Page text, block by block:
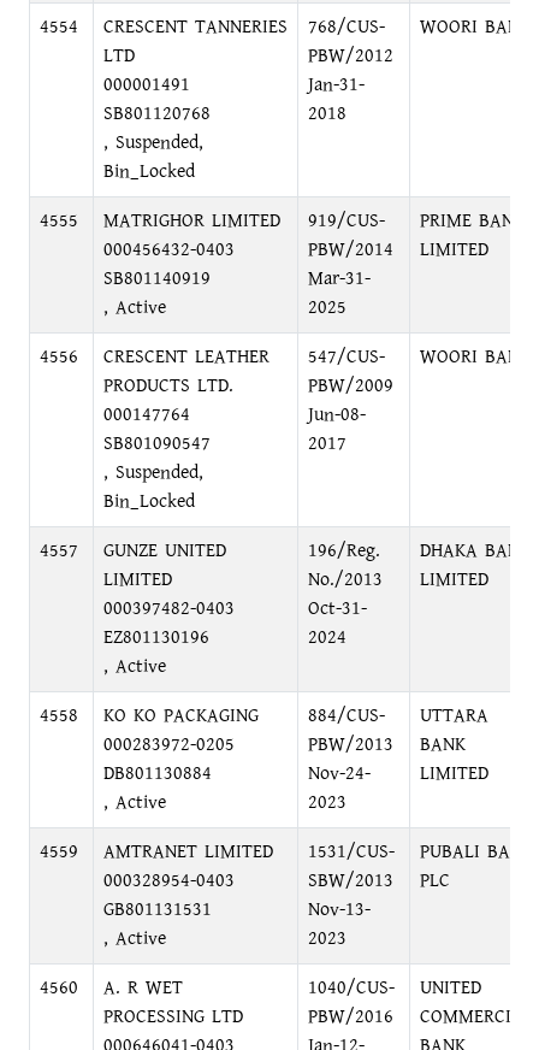
4554
CRESCENT TANNERIES
LTD
000001491
SB801120768
, Suspended,
Bin_Locked
768/CUS-
PBW/2012
Jan-31-
2018
WOORI BANK
4555
MATRIGHOR LIMITED
000456432-0403
SB801140919
, Active
919/CUS-
PBW/2014
Mar-31-
2025
PRIME BANK
LIMITED
4556
CRESCENT LEATHER
PRODUCTS LTD.
000147764
SB801090547
, Suspended,
Bin_Locked
547/CUS-
PBW/2009
Jun-08-
2017
WOORI BANK
4557
GUNZE UNITED
LIMITED
000397482-0403
EZ801130196
, Active
196/Reg.
No./2013
Oct-31-
2024
DHAKA BANK
LIMITED
4558
KO KO PACKAGING
000283972-0205
DB801130884
, Active
884/CUS-
PBW/2013
Nov-24-
2023
UTTARA
BANK
LIMITED
4559
AMTRANET LIMITED
000328954-0403
GB801131531
, Active
1531/CUS-
SBW/2013
Nov-13-
2023
PUBALI BANK
PLC
4560
A. R WET
PROCESSING LTD
1040/CUS-
PBW/2016
UNITED
COMMERCIAL